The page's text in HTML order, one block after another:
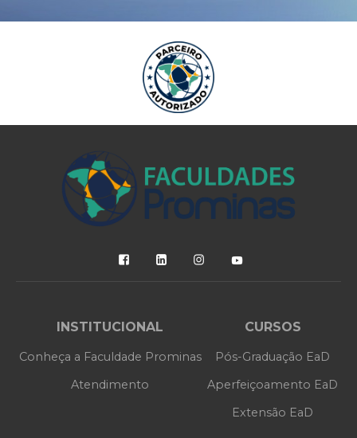
INSTITUCIONAL
Conheça a Faculdade Prominas
Atendimento
CURSOS
Pós-Graduação EaD
Aperfeiçoamento EaD
Extensão EaD